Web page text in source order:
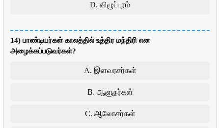
D. விழுப்புரம்
14) பாண்டியர்கள் காலத்தில் உத்திர மந்திரி என
அழைக்கப்படுவர்கள்?
A. இளவரசர்கள்
B. ஆளுநர்கள்
C. ஆலோசர்கள்